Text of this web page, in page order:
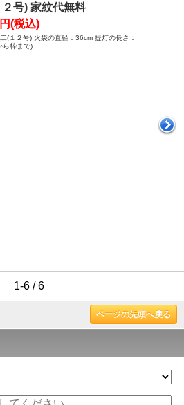
２号) 家紋代無料
(税込)
(１２号) 火袋の直径：36cm 提灯の長さ：
ら枠まで)
1-6 / 6
ページの先頭へ戻る